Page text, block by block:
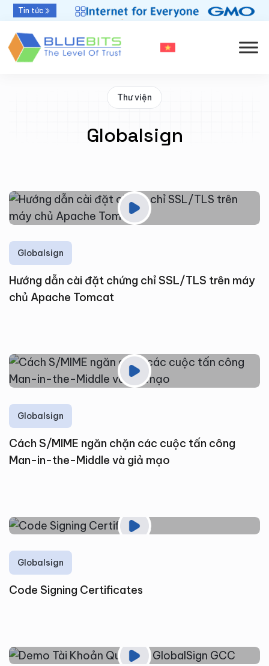
Tin tức
Bluebits được GlobalSign vinh danh “Top Sales
2025” khu vực APAC
Thư viện
Globalsign
Globalsign
Hướng dẫn cài đặt chứng chỉ SSL/TLS trên máy
chủ Apache Tomcat
Globalsign
Cách S/MIME ngăn chặn các cuộc tấn công
Man-in-the-Middle và giả mạo
Globalsign
Code Signing Certificates